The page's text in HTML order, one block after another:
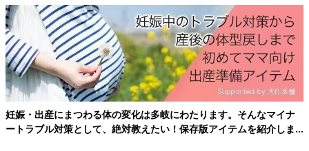
うにパンパンに腫れてしまって、ちょっと触るだけで激痛でし
た。さらに、出産の直前には高血圧にもなってしまったんです。
そのために、促進剤による計画出産だったのですが、血圧を下げ
る薬で調整しながらの出産でした。
また、出産時は減痛を希望していて、その時の病院では、痛いと
感じたら好きなだけ自分でスイッチを押して、分娩ギリギリまで
麻酔を入れていいというものでした。これがのちに、私にとって
は後悔する原因になったんです。
妊娠・出産にまつわる体の変化は多岐にわたります。そんなマイナ
ートラブル対策として、絶対教えたい！保存版アイテムを紹介しま